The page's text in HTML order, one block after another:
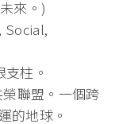
來。)
Social,
柱。
聯盟。一個跨
的地球。